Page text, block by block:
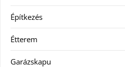
Építkezés
Étterem
Garázskapu